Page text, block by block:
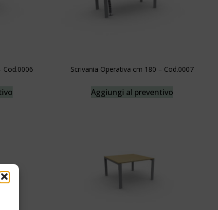
Cod.0006 Scrivania Operativa cm 180 – Cod.0007
Aggiungi al preventivo